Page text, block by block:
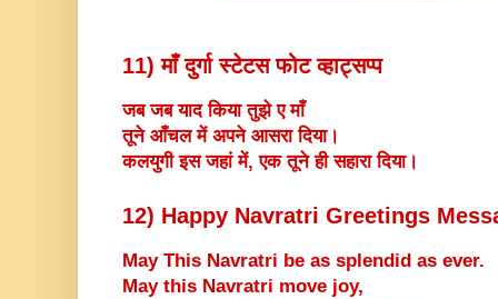
11) माँ दुर्गा स्टेटस फोट व्हाट्सप्प
जब जब याद किया तुझे ए माँ
तूने आँचल में अपने आसरा दिया।
कलयुगी इस जहां में, एक तूने ही सहारा दिया।
12) Happy Navratri Greetings
May This Navratri be as splendid as ever.
May this Navratri move joy,